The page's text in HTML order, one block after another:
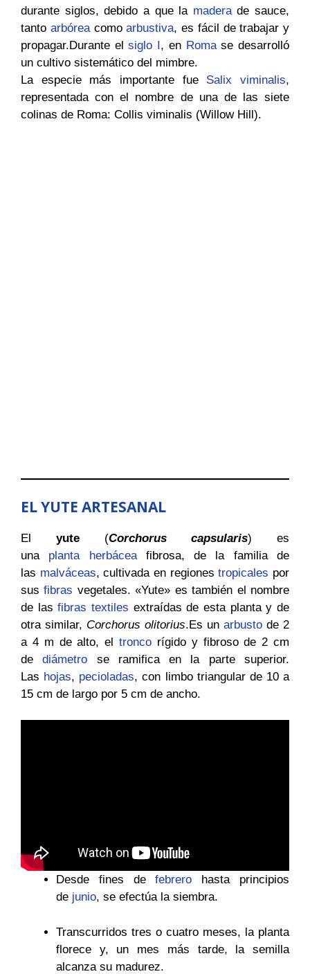
durante siglos, debido a que la maderade sauce,
tanto arbóreacomoarbustiva, es fácil de trabajar y
propagar.Durante elsiglo I, en Romase desarrolló
un cultivo sistemático del mimbre.
La especie más importante fue Salix viminalis,
representada con el nombre de una de las siete
colinas de Roma: Collis viminalis (Willow Hill).
EL YUTE ARTESANAL
El yute(Corchorus capsularis) es
una planta herbáceafibrosa, de la familia de
las malváceas, cultivada en regionestropicales por
susfibras vegetales. «Yute» es también el nombre
de lasfibras textiles extraídas de esta planta y de
otra similar, Corchorus olitorius.Es un arbusto de 2
a 4 m de alto, el tronco rígido y fibroso de 2 cm
dediámetro se ramifica en la parte superior.
Las hojas, pecioladas, con limbo triangular de 10 a
15 cm de largo por 5 cm de ancho.
Desde fines defebrero hasta principios
de junio, se efectúa la siembra.
Transcurridos tres o cuatro meses, la planta
florece y, un mes más tarde, la semilla
alcanza su madurez.